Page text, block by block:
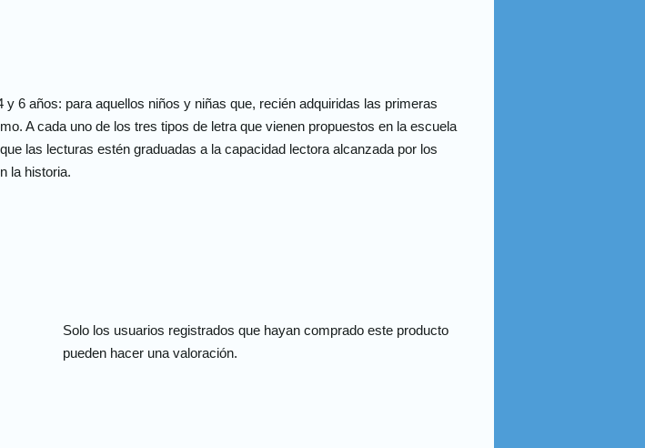
6 años: para aquellos niños y niñas que, recién adquiridas las primeras
A cada uno de los tres tipos de letra que vienen propuestos en la escuela
las lecturas estén graduadas a la capacidad lectora alcanzada por los
la historia.
Solo los usuarios registrados que hayan comprado este producto
pueden hacer una valoración.